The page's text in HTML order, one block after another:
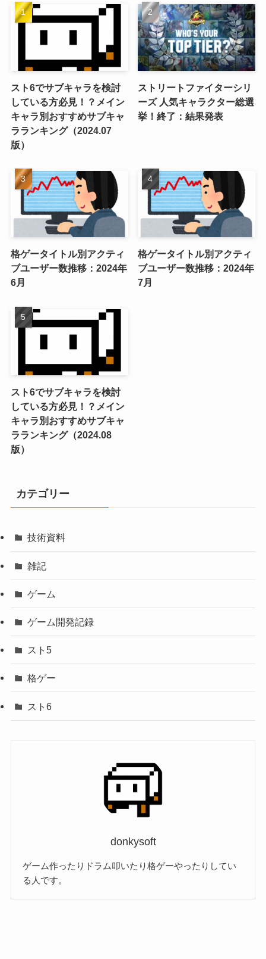
スト6でサブキャラを検討
している方必見！？メイン
キャラ別おすすめサブキャ
ラランキング（2024.07
版）
ストリートファイターシリ
ーズ 人気キャラクター総選
挙！終了：結果発表
格ゲータイトル別アクティ
ブユーザー数推移：2024年
6月
格ゲータイトル別アクティ
ブユーザー数推移：2024年
7月
スト6でサブキャラを検討
している方必見！？メイン
キャラ別おすすめサブキャ
ラランキング（2024.08
版）
カテゴリー
技術資料
雑記
ゲーム
ゲーム開発記録
スト5
格ゲー
スト6
donkysoft
ゲーム作ったりドラム叩いたり格ゲーやったりしてい
る人です。